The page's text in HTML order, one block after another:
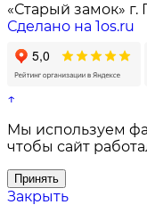
«Старый замок»
Сделано на 1os.ru
↑
Мы используем
чтобы сайт
Принять
Закрыть